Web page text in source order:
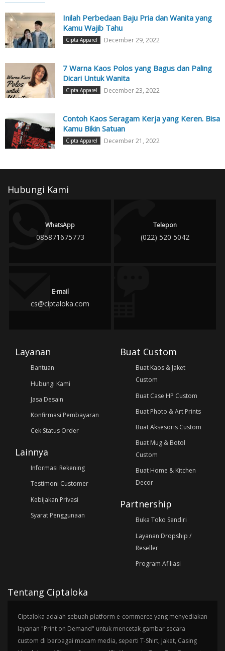
Inilah Perbedaan Baju Pria dan Wanita yang
Kamu Wajib Tahu
Cipta Apparel December 29, 2022
7 Warna Kaos Polos yang Bagus dan Paling
Dicari Untuk Wanita
Cipta Apparel December 23, 2022
Contoh Kaos Seragam Kerja yang Keren. Bisa
Kamu Bikin Satuan
Cipta Apparel December 21, 2022
Hubungi Kami
WhatsApp
085871675773
Telepon
(022) 520 5042
E-mail
cs@ciptaloka.com
Layanan
Bantuan
Hubungi Kami
Jasa Desain
Konfirmasi Pembayaran
Cek Status Order
Lainnya
Informasi Rekening
Testimoni Customer
Kebijakan Privasi
Syarat Penggunaan
Buat Custom
Buat Kaos & Jaket
Custom
Buat Case HP Custom
Buat Photo & Art Prints
Buat Aksesoris Custom
Buat Mug & Botol
Custom
Buat Home & Kitchen
Decor
Partnership
Buka Toko Sendiri
Layanan Dropship /
Reseller
Program Afiliasi
Tentang Ciptaloka
Ciptaloka adalah sebuah platform e-commerce yang menyediakan
layanan "Print on Demand" untuk mencetak gambar secara
custom di berbagai macam media, seperti T-Shirt, Jaket, Casing